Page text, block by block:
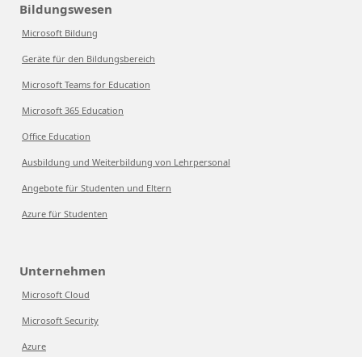
Bildungswesen
Microsoft Bildung
Geräte für den Bildungsbereich
Microsoft Teams for Education
Microsoft 365 Education
Office Education
Ausbildung und Weiterbildung von Lehrpersonal
Angebote für Studenten und Eltern
Azure für Studenten
Unternehmen
Microsoft Cloud
Microsoft Security
Azure